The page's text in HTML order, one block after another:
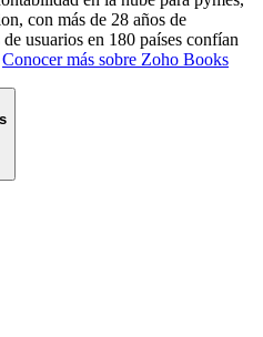
con más de 28 años de
usuarios en 180 países confían
Conocer más sobre Zoho Books